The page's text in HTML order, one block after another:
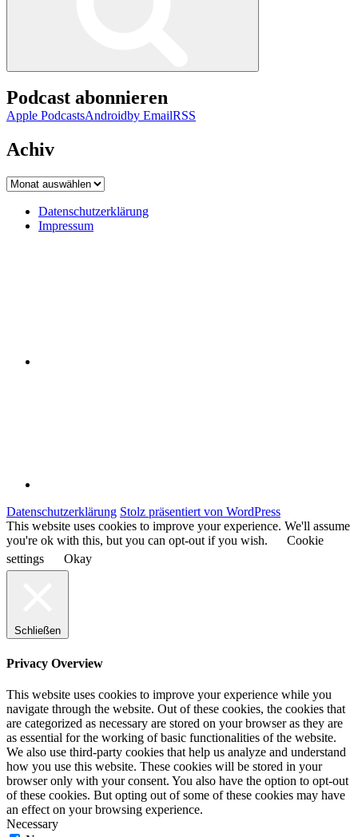
Podcast abonnieren
Apple PodcastsAndroidby EmailRSS
Achiv
Achiv
Datenschutzerklärung
Impressum
Datenschutzerklärung Stolz präsentiert von WordPress
This website uses cookies to improve your experience. We'll assume
you're ok with this, but you can opt-out if you wish.
Cookie
settings
Okay
Schließen
Privacy Overview
This website uses cookies to improve your experience while you
navigate through the website. Out of these cookies, the cookies that
are categorized as necessary are stored on your browser as they are
as essential for the working of basic functionalities of the website.
We also use third-party cookies that help us analyze and understand
how you use this website. These cookies will be stored in your
browser only with your consent. You also have the option to opt-out
of these cookies. But opting out of some of these cookies may have
an effect on your browsing experience.
Necessary